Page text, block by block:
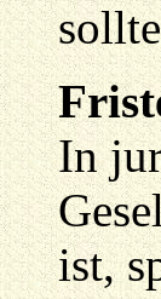
In
ist,